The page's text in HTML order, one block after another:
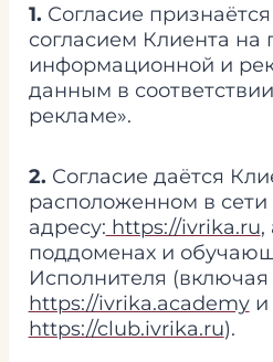
1. Согласие
согласием Клиента на
информационной и
данным в соответствии
рекламе».
2. Согласие даётся
расположенном в
адресу: https://ivrika.ru,
поддоменах и
Исполнителя (включая
https://ivrika.academyи
https://club.ivrika.ru).